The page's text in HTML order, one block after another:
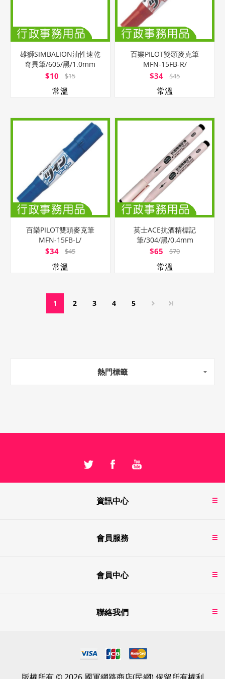
雄獅SIMBALION油性速乾
奇異筆/605/黑/1.0mm
$10 $15
常溫
百樂PILOT雙頭麥克筆
MFN-15FB-R/
紅/1.0~6.5mm
$34 $45
常溫
百樂PILOT雙頭麥克筆
MFN-15FB-L/
藍/1.0~6.5mm
$34 $45
常溫
英士ACE抗酒精標記
筆/304/黑/0.4mm
$65 $70
常溫
1 2 3 4 5
熱門標籤
資訊中心
會員服務
會員中心
聯絡我們